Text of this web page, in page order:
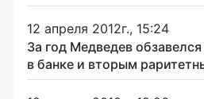
12 апреля 2012г., 15:24
За год Медведев
в банке и вторым